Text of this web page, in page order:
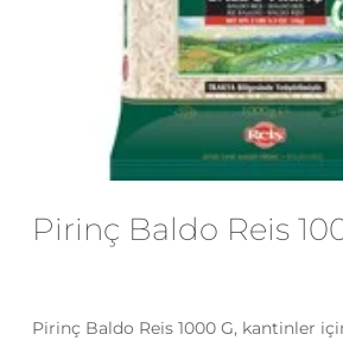
Pirinç Baldo Reis
Pirinç Baldo Reis 1000 G, kantinler
E-posta*
Daha sonraki
kullanılması için
kaydedilsin.